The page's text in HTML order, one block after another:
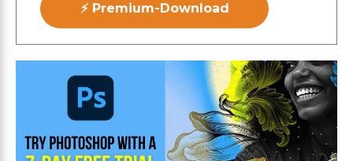
⚡ Premium-Download